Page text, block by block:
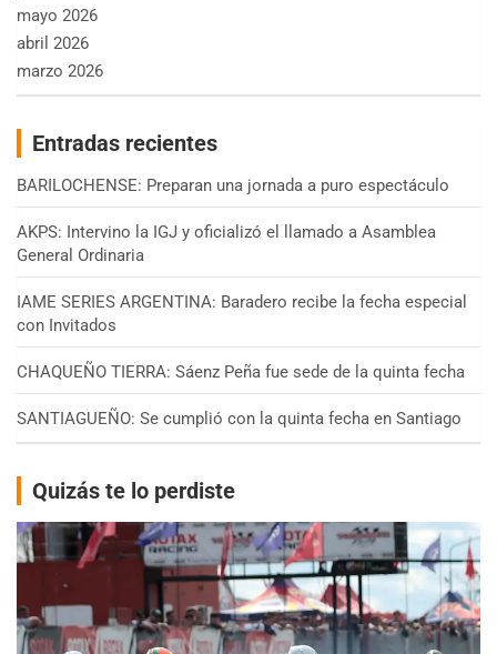
mayo 2026
abril 2026
marzo 2026
Entradas recientes
BARILOCHENSE: Preparan una jornada a puro espectáculo
AKPS: Intervino la IGJ y oficializó el llamado a Asamblea
General Ordinaria
IAME SERIES ARGENTINA: Baradero recibe la fecha especial
con Invitados
CHAQUEÑO TIERRA: Sáenz Peña fue sede de la quinta fecha
SANTIAGUEÑO: Se cumplió con la quinta fecha en Santiago
Quizás te lo perdiste